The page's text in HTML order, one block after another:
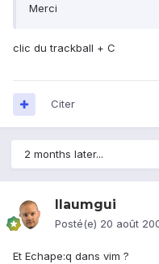
Merci
clic du trackball + C
Citer
2 months later...
llaumgui
Posté(e) 20 août
Et Echape:q dans vim ?